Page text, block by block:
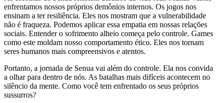
enfrentamos nossos próprios demônios internos. Os jogos nos
ensinam a ter resiliência. Eles nos mostram que a vulnerabilidade
não é fraqueza. Podemos aplicar essa empatia em nossas relações
sociais. Entender o sofrimento alheio começa pelo controle. Games
como este moldam nosso comportamento ético. Eles nos tornam
seres humanos mais compreensivos e atentos.
Portanto, a jornada de Senua vai além do controle. Ela nos convida
a olhar para dentro de nós. As batalhas mais difíceis acontecem no
silêncio da mente. Como você tem enfrentado os seus próprios
sussurros?